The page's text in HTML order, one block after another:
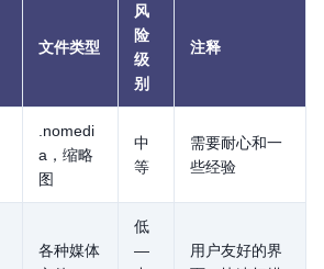
文件类型
风
险
级
别
注释
.nomedi
a，缩略
图
中
等
需要耐心和一
些经验
各种媒体
低
—
用户友好的界